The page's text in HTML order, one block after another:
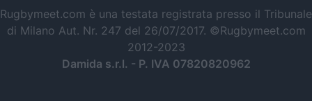
Rugbymeet.com è una testata registrata presso il Tribunale
di Milano Aut. Nr. 247 del 26/07/2017. ©Rugbymeet.com
2012-2023
Damida s.r.l. - P. IVA 07820820962